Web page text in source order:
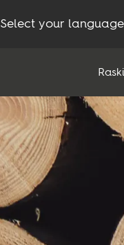
Select your